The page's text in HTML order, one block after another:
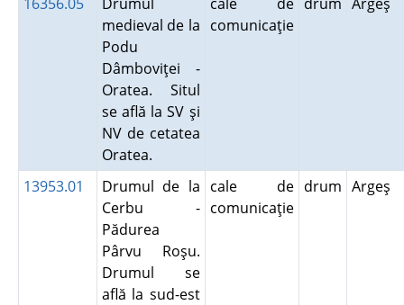
medieval de la
Podu
Dâmboviţei -
Oratea. Situl
se află la SV şi
NV de cetatea
Oratea.
comunicaţie
13953.01
Drumul de la
Cerbu -
Pădurea
Pârvu Roşu.
Drumul se
află la sud-est
cale de
comunicaţie
drum Argeş